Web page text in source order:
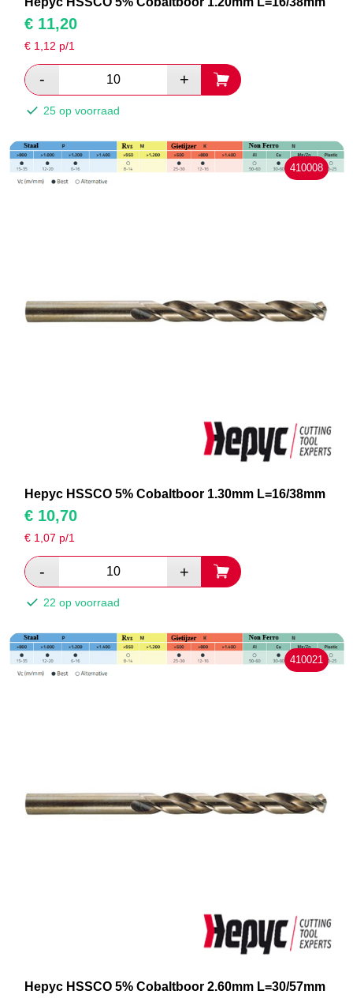
€ 11,20
€ 1,12 p/1
25 op voorraad
410008
Hepyc HSSCO 5% Cobaltboor 1.30mm L=16/38mm
€ 10,70
€ 1,07 p/1
22 op voorraad
410021
Hepyc HSSCO 5% Cobaltboor 2.60mm L=30/57mm